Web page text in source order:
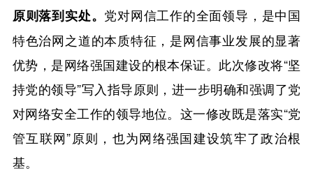
原则落到实处。 党对网信工作的全面领导，是中国
特色治网之道的本质特征，是网信事业发展的显著
优势，是网络强国建设的根本保证。此次修改将“坚
持党的领导”写入指导原则，进一步明确和强调了党
对网络安全工作的领导地位。这一修改既是落实“党
管互联网”原则，也为网络强国建设筑牢了政治根
基。